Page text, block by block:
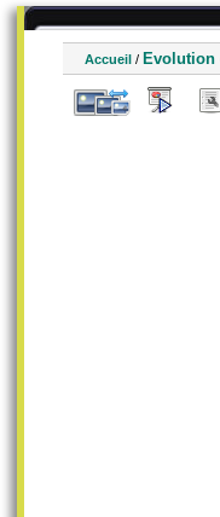
Accueil / Evolution